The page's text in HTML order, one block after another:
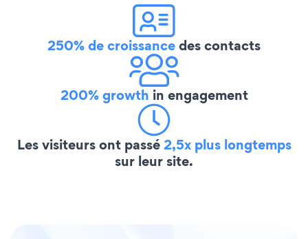
250% de croissancedes contacts
200% growth in engagement
Les visiteurs ont passé2,5x plus longtemps
sur leur site.